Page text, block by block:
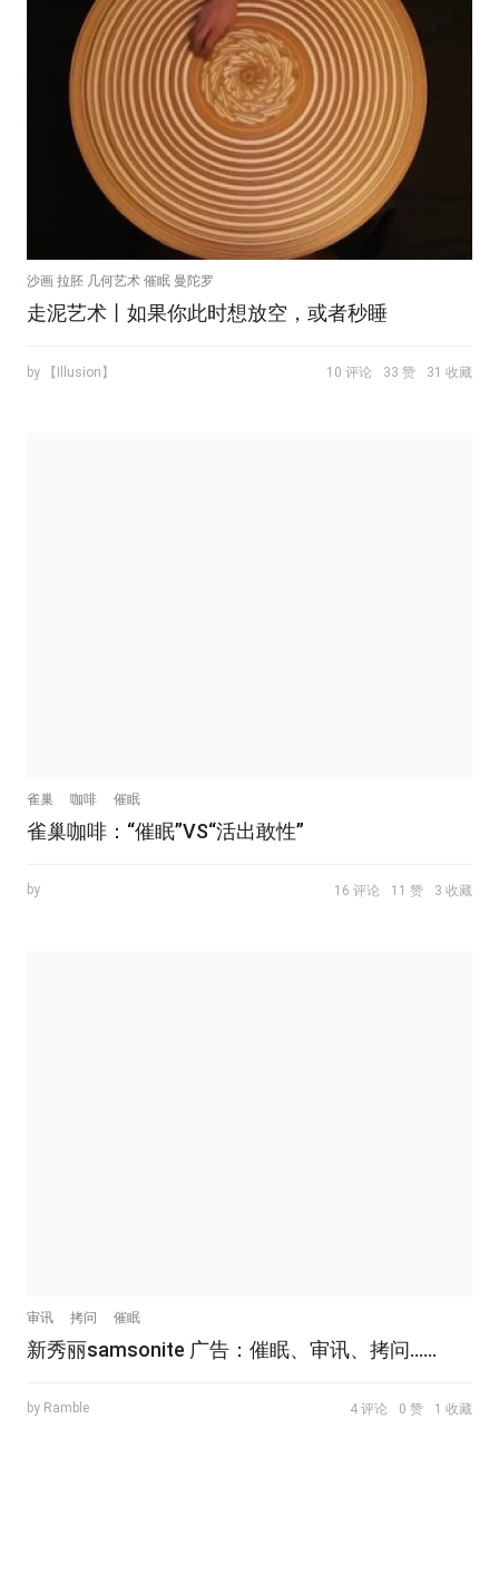
沙画 拉胚 几何艺术 催眠 曼陀罗
走泥艺术丨如果你此时想放空，或者秒睡
by 【Illusion】 10 评论 33 赞 31 收藏
雀巢 咖啡 催眠
雀巢咖啡：“催眠”VS“活出敢性”
by 16 评论 11 赞 3 收藏
审讯 拷问 催眠
新秀丽samsonite 广告：催眠、审讯、拷问……
by Ramble 4 评论 0 赞 1 收藏